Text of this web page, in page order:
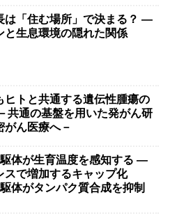
は「住む場所」で決まる？ ―
と生息環境の隠れた関係
ヒトと共通する遺伝性腫瘍の
共通の基盤を用いた発がん研
がん医療へ－
体が生育温度を感知する ―
スで増加するキャップ化
体がタンパク質合成を抑制